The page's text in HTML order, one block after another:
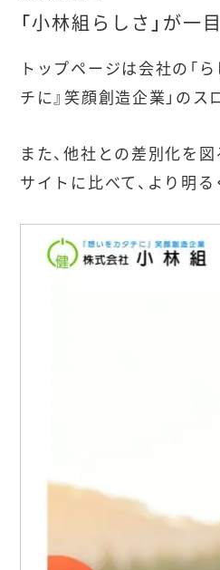
「小林組らしさ」が
トップページは会社の「
チに』笑顔創造企業」の
また、他社との差別化を
サイトに比べて、より明